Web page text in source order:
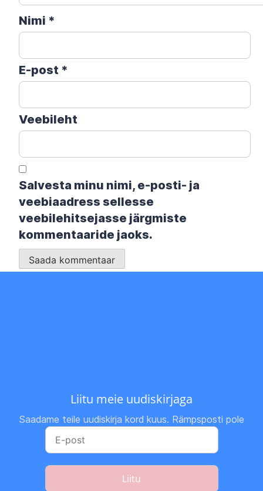
Nimi *
E-post *
Veebileht
Salvesta minu nimi, e-posti- ja
veebiaadress sellesse
veebilehitsejasse järgmiste
kommentaaride jaoks.
Liitu meie uudiskirjaga
Saadame teile uudiskirja kord kuus. Rämpsposti pole
Liitu